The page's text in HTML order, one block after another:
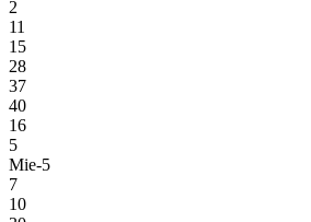
2
11
15
28
37
40
16
5
Mie-5
7
10